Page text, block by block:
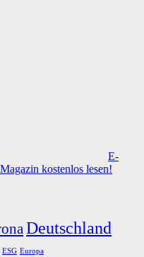
E-
Magazin kostenlos lesen!
Deutschland
ESG Europa